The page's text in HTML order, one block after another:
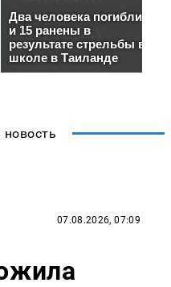
07.08.2026, 07:09